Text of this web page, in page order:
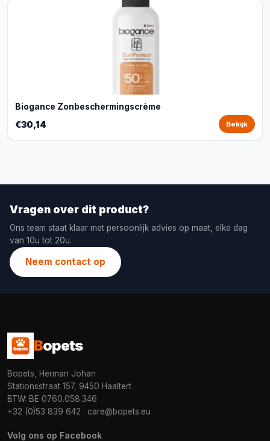
Biogance Zonbeschermingscrème
€30,14 Bekijk
Vragen over dit product?
Ons team staat klaar met persoonlijk advies op maat, elke dag
van 10u tot 20u.
Neem contact op
Bopets
Bopets, Herman Johan
Stationsstraat 157, 9450 Haaltert
BTW: BE 0760.058.346
+32 (0)53 839 642 · care@bopets.eu
Volg ons op Facebook